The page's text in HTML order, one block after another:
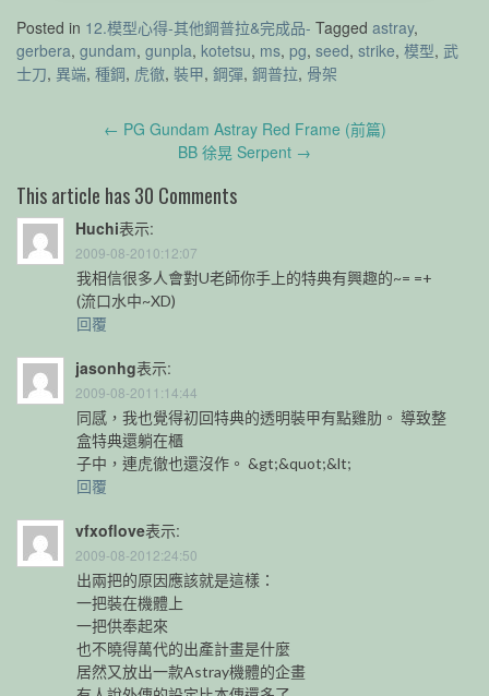
Posted in 12.模型心得-其他鋼普拉&完成品- Tagged astray,
gerbera, gundam, gunpla, kotetsu, ms, pg, seed, strike, 模型, 武
士刀, 異端, 種鋼, 虎徹, 裝甲, 鋼彈, 鋼普拉, 骨架
← PG Gundam Astray Red Frame (前篇)
BB 徐晃 Serpent →
This article has 30 Comments
Huchi表示:
2009-08-2010:12:07
我相信很多人會對U老師你手上的特典有興趣的~= =+
(流口水中~XD)
回覆
jasonhg表示:
2009-08-2011:14:44
同感，我也覺得初回特典的透明裝甲有點雞肋。 導致整
盒特典還躺在櫃
子中，連虎徹也還沒作。 &gt;&quot;&lt;
回覆
vfxoflove表示:
2009-08-2012:24:50
出兩把的原因應該就是這樣：
一把裝在機體上
一把供奉起來
也不曉得萬代的出產計畫是什麼
居然又放出一款Astray機體的企畫